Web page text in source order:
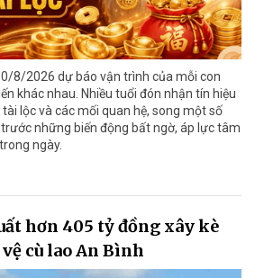
8/2026 dự báo vận trình của mỗi con
khác nhau. Nhiều tuổi đón nhận tín hiệu
lộc và các mối quan hệ, song một số
những biến động bất ngờ, áp lực tâm
ngày.
hơn 405 tỷ đồng xây kè
cù lao An Bình